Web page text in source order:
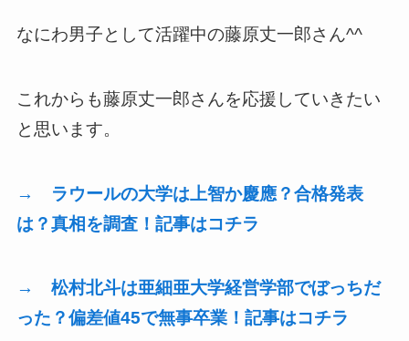
なにわ男子として活躍中の藤原丈一郎さん^^
これからも藤原丈一郎さんを応援していきたい
と思います。
→ ラウールの大学は上智か慶應？合格発表
は？真相を調査！記事はコチラ
→ 松村北斗は亜細亜大学経営学部でぼっちだ
った？偏差値45で無事卒業！ 記事はコチラ